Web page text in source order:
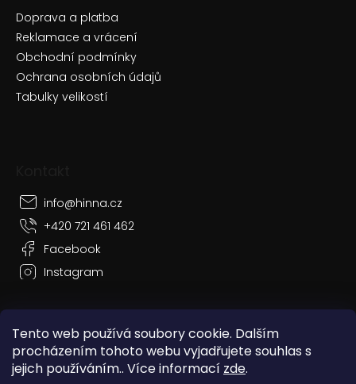
Tento web používá soubory cookie. Dalším
procházením tohoto webu vyjadřujete souhlas s
jejich používáním.. Více informací zde.
Doprava a platba
Reklamace a vrácení
Obchodní podmínky
Ochrana osobních údajů
Tabulky velikostí
info@hinna.cz
+420 721 461 462
Facebook
Instagram
Vytvořil Shoptet